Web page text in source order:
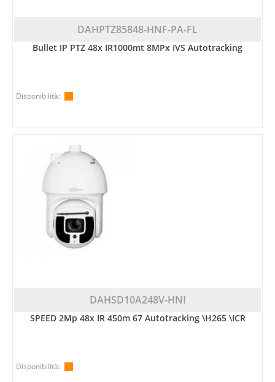
DAHPTZ85848-HNF-PA-FL
Bullet IP PTZ 48x IR1000mt 8MPx IVS Autotracking
Disponibilità:
DAHSD10A248V-HNI
SPEED 2Mp 48x IR 450m 67 Autotracking \H265 \ICR
Disponibilità: